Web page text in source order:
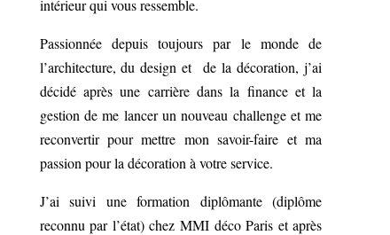
intérieur qui vous ressemble.
Passionnée depuis toujours par le monde de
l’architecture, du design et de la décoration, j’ai
décidé après une carrière dans la finance et la
gestion de me lancer un nouveau challenge et me
reconvertir pour mettre mon savoir-faire et ma
passion pour la décoration à votre service.
J’ai suivi une formation diplômante (diplôme
reconnu par l’état) chez MMI déco Paris et après